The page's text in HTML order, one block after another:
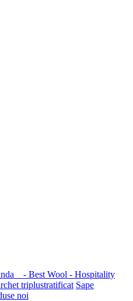
- Best Wool - Hospitality
triplustratificat Sape
noi